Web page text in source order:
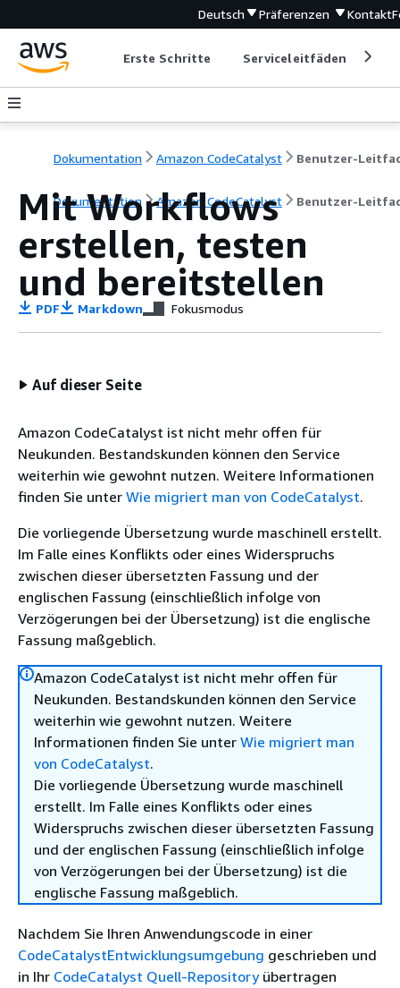
Deutsch Präferenzen Kontakt
Erste Schritte Serviceleitfäden
Dokumentation Amazon CodeCatalyst
Dokumentation Amazon CodeCatalyst Benutzer-
Mit Workflows
erstellen, testen
und bereitstellen
PDF Markdown Fokusmodus
Auf dieser Seite
Amazon CodeCatalyst ist nicht mehr offen für
Neukunden. Bestandskunden können den Service
weiterhin wie gewohnt nutzen. Weitere Informationen
finden Sie unter Wie migriert man von CodeCatalyst.
Die vorliegende Übersetzung wurde maschinell erstellt.
Im Falle eines Konflikts oder eines Widerspruchs
zwischen dieser übersetzten Fassung und der
englischen Fassung (einschließlich infolge von
Verzögerungen bei der Übersetzung) ist die englische
Fassung maßgeblich.
Amazon CodeCatalyst ist nicht mehr offen für
Neukunden. Bestandskunden können den Service
weiterhin wie gewohnt nutzen. Weitere
Informationen finden Sie unter Wie migriert man
von CodeCatalyst.
Die vorliegende Übersetzung wurde maschinell
erstellt. Im Falle eines Konflikts oder eines
Widerspruchs zwischen dieser übersetzten Fassung
und der englischen Fassung (einschließlich infolge
von Verzögerungen bei der Übersetzung) ist die
englische Fassung maßgeblich.
Nachdem Sie Ihren Anwendungscode in einer
CodeCatalystEntwicklungsumgebung geschrieben und
in Ihr CodeCatalyst Quell-Repositoryübertragen